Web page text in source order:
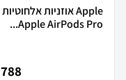
Apple אוזניות אלחוטיות
Apple AirPods Pro...
788